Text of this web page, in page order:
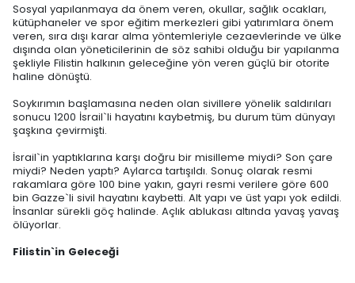
Sosyal yapılanmaya da önem veren, okullar, sağlık ocakları,
kütüphaneler ve spor eğitim merkezleri gibi yatırımlara önem
veren, sıra dışı karar alma yöntemleriyle cezaevlerinde ve ülke
dışında olan yöneticilerinin de söz sahibi olduğu bir yapılanma
şekliyle Filistin halkının geleceğine yön veren güçlü bir otorite
haline dönüştü.
Soykırımın başlamasına neden olan sivillere yönelik saldırıları
sonucu 1200 İsrail`li hayatını kaybetmiş, bu durum tüm dünyayı
şaşkına çevirmişti.
İsrail`in yaptıklarına karşı doğru bir misilleme miydi? Son çare
miydi? Neden yaptı? Aylarca tartışıldı. Sonuç olarak resmi
rakamlara göre 100 bine yakın, gayri resmi verilere göre 600
bin Gazze`li sivil hayatını kaybetti. Alt yapı ve üst yapı yok edildi.
İnsanlar sürekli göç halinde. Açlık ablukası altında yavaş yavaş
ölüyorlar.
Filistin`in Geleceği